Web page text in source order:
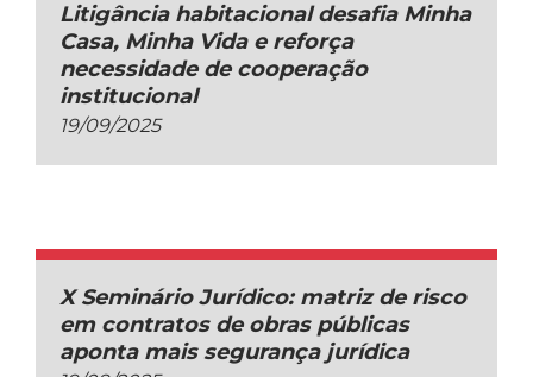
Litigância habitacional desafia Minha
Casa, Minha Vida e reforça
necessidade de cooperação
institucional
19/09/2025
X Seminário Jurídico: matriz de risco
em contratos de obras públicas
aponta mais segurança jurídica